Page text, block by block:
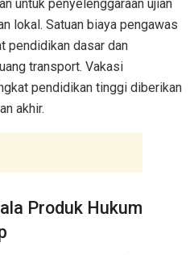
untuk penyelenggaraan ujian
lokal. Satuan biaya pengawas
pendidikan dasar dan
transport. Vakasi
pendidikan tinggi diberikan
akhir.
Produk Hukum